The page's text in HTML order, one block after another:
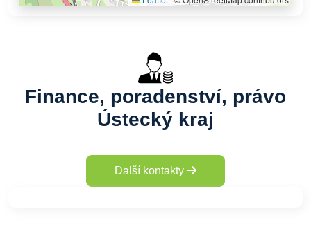
Finance, poradenství, právo
Ústecký kraj
Další kontakty